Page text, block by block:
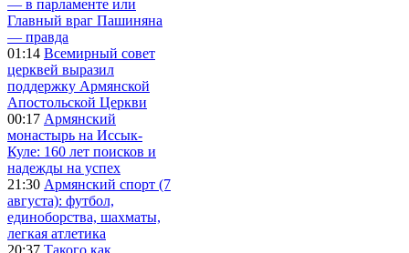
— в парламенте или
Главный враг Пашиняна
— правда
01:14 Всемирный совет
церквей выразил
поддержку Армянской
Апостольской Церкви
00:17 Армянский
монастырь на Иссык-
Куле: 160 лет поисков и
надежды на успех
21:30 Армянский спорт (7
августа): футбол,
единоборства, шахматы,
легкая атлетика
20:37 Такого как